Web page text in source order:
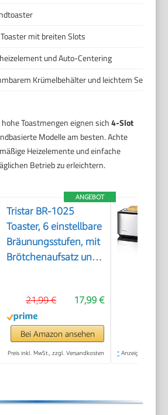
mit breiten Slots
und Auto-Centering
Krümelbehälter und leichtem Service
hohe Toastmengen eignen sich4-Slot
Modelle am besten. Achte
Heizelemente und einfache
Betrieb zu erleichtern.
ANGEBOT
Tristar BR-1025
Toaster, 6 einstellbare
Bräunungsstufen, mit
Brötchenaufsatz und
17,99 €
21,99 €
Bei Amazon ansehen
Preis inkl. MwSt., zzgl. Versandkosten * Anzeige